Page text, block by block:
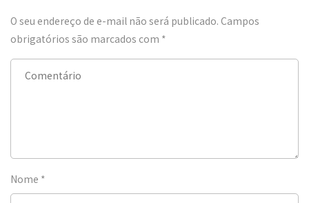
O seu endereço de e-mail não será publicado. Campos
obrigatórios são marcados com *
Nome *